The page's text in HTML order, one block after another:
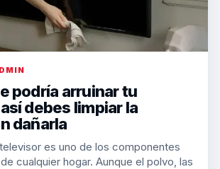
podría arruinar tu
debes limpiar la
dañarla
es uno de los componentes
cualquier hogar. Aunque el polvo, las